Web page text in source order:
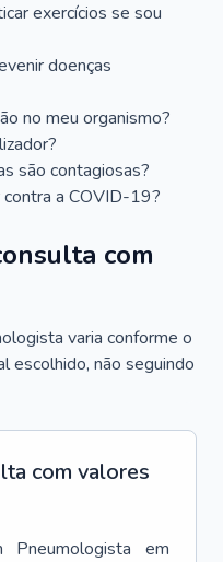
exercícios se sou
doenças
no meu organismo?
são contagiosas?
a COVID-19?
com
varia conforme o
escolhido, não seguindo
com valores
Pneumologista
em